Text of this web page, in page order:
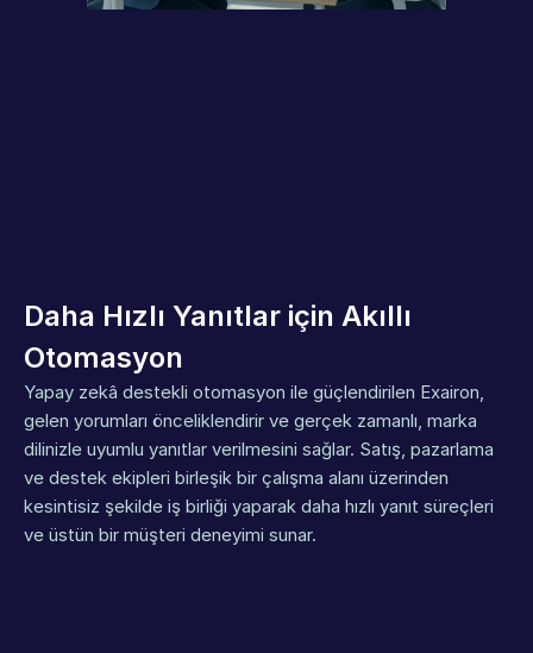
Daha Hızlı Yanıtlar için Akıllı
Otomasyon
Yapay zekâ destekli otomasyon ile güçlendirilen Exairon,
gelen yorumları önceliklendirir ve gerçek zamanlı, marka
dilinizle uyumlu yanıtlar verilmesini sağlar. Satış, pazarlama
ve destek ekipleri birleşik bir çalışma alanı üzerinden
kesintisiz şekilde iş birliği yaparak daha hızlı yanıt süreçleri
ve üstün bir müşteri deneyimi sunar.